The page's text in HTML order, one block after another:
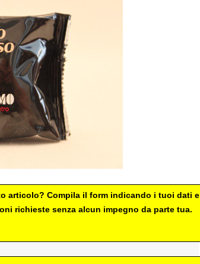
articolo? Compila il form indicando i tuoi dati e
richieste senza alcun impegno da parte tua.